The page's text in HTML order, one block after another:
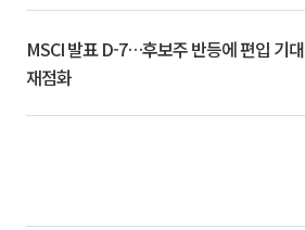
MSCI 발표 D-7…후보주 반등에 편입 기대
재점화